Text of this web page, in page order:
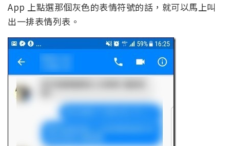
App 上點選那個灰色的表情符號的話，就可以馬上叫
出一排表情列表。